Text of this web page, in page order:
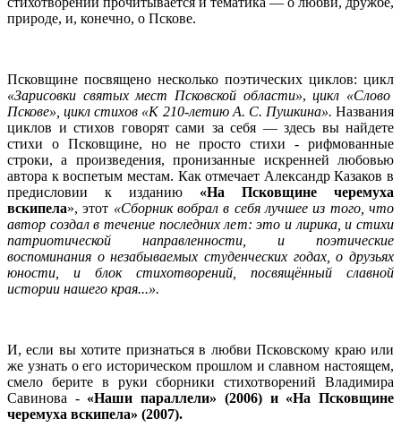
природе, и, конечно, о Пскове.
Псковщине посвящено несколько поэтических циклов: цикл
«Зарисовки святых мест Псковской области»,цикл «Слово
Пскове», цикл стихов «К 210-летию А. С. Пушкина». Названия
циклов и стихов говорят сами за себя — здесь вы найдете
стихи о Псковщине, но не просто стихи - рифмованные
строки, а произведения, пронизанные искренней любовью
автора к воспетым местам. Как отмечает Александр Казаков в
предисловии к изданию «На Псковщине черемуха
вскипела», этот «Сборниквобрал в себя лучшее из того, что
автор создал в течение последних лет: это и лирика, и стихи
патриотической направленности, и поэтические
воспоминания о незабываемых студенческих годах, о друзьях
юности, и блок стихотворений, посвящённый славной
истории нашего края...».
И, если вы хотите признаться в любви Псковскому краю или
же узнать о его историческом прошлом и славном настоящем,
смело берите в руки сборники стихотворений Владимира
Савинова -«Наши параллели» (2006) и «На Псковщине
черемуха вскипела» (2007).